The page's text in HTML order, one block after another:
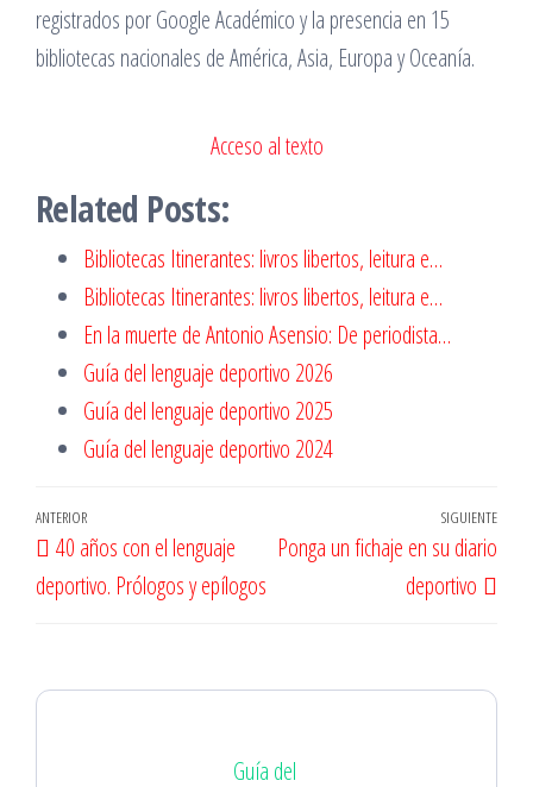
registrados por Google Académico y la presencia en 15
bibliotecas nacionales de América, Asia, Europa y Oceanía.
Acceso al texto
Related Posts:
Bibliotecas Itinerantes: livros libertos, leitura e…
Bibliotecas Itinerantes: livros libertos, leitura e…
En la muerte de Antonio Asensio: De periodista…
Guía del lenguaje deportivo 2026
Guía del lenguaje deportivo 2025
Guía del lenguaje deportivo 2024
Navegación
de
entradas
Entrada
anterior
ANTERIOR
40 años con el lenguaje
deportivo. Prólogos y epílogos
SIGUIENTE
Ponga un fichaje en su diario
deportivo
Guía del